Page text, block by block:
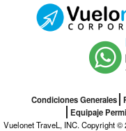
Condiciones Generales
Equipaje
Vuelonet TraveL, INC. Copyright